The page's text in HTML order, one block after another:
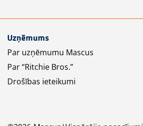
Uzņēmums
Par uzņēmumu Mascus
Par “Ritchie Bros.”
Drošības ieteikumi